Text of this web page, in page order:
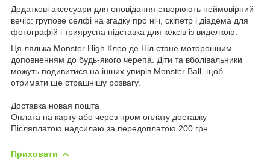
Додаткові аксесуари для оповідання створюють неймовірний
вечір: групове селфі на згадку про ніч, скіпетр і діадема для
фотографій і триярусна підставка для кексів із виделкою.
Ця лялька Monster High Клео де Ніл стане моторошним
доповненням до будь-якого черепа. Діти та вболівальники
можуть подивитися на інших упирів Monster Ball, щоб
отримати ще страшнішу розвагу.
Доставка новая пошта
Оплата на карту або через пром оплату доставку
Післяплатою надсилаю за передоплатою 200 грн
Приховати